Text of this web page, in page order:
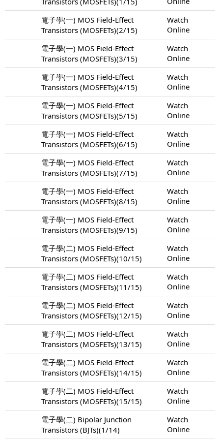
電子學(一) MOS Field-Effect
Transistors (MOSFETs)(2/15)
Watch
Online
電子學(一) MOS Field-Effect
Transistors (MOSFETs)(3/15)
Watch
Online
電子學(一) MOS Field-Effect
Transistors (MOSFETs)(4/15)
Watch
Online
電子學(一) MOS Field-Effect
Transistors (MOSFETs)(5/15)
Watch
Online
電子學(一) MOS Field-Effect
Transistors (MOSFETs)(6/15)
Watch
Online
電子學(一) MOS Field-Effect
Transistors (MOSFETs)(7/15)
Watch
Online
電子學(一) MOS Field-Effect
Transistors (MOSFETs)(8/15)
Watch
Online
電子學(一) MOS Field-Effect
Transistors (MOSFETs)(9/15)
Watch
Online
電子學(二) MOS Field-Effect
Transistors (MOSFETs)(10/15)
Watch
Online
電子學(二) MOS Field-Effect
Transistors (MOSFETs)(11/15)
Watch
Online
電子學(二) MOS Field-Effect
Transistors (MOSFETs)(12/15)
Watch
Online
電子學(二) MOS Field-Effect
Transistors (MOSFETs)(13/15)
Watch
Online
電子學(二) MOS Field-Effect
Transistors (MOSFETs)(14/15)
Watch
Online
電子學(二) MOS Field-Effect
Transistors (MOSFETs)(15/15)
Watch
Online
電子學(二) Bipolar Junction
Transistors (BJTs)(1/14)
Watch
Online